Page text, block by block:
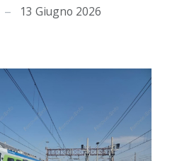
13 Giugno 2026